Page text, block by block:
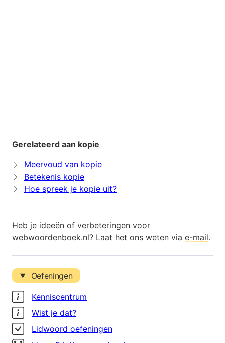
Gerelateerd aan kopie
Meervoud van kopie
Betekenis kopie
Hoe spreek je kopie uit?
Heb je ideeën of verbeteringen voor
webwoordenboek.nl? Laat het ons weten via e-mail.
Oefeningen
Kenniscentrum
Wist je dat?
Lidwoord oefeningen